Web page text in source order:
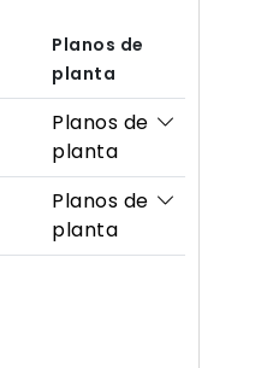
Planos de
planta
Planos de
planta
Planos de
planta